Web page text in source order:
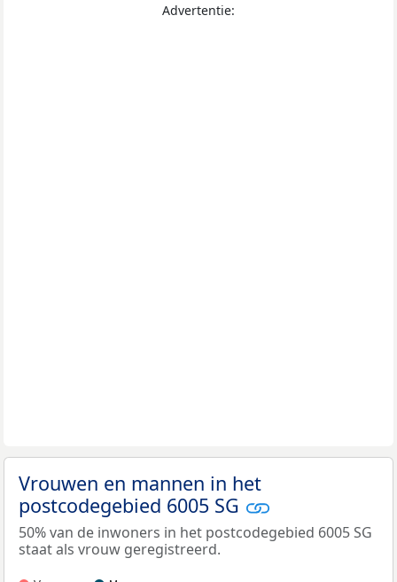
Advertentie:
Vrouwen en mannen in het
postcodegebied 6005 SG
50% van de inwoners in het postcodegebied 6005 SG
staat als vrouw geregistreerd.